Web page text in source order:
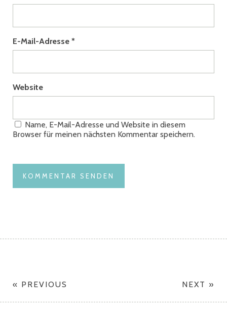
E-Mail-Adresse *
Website
Name, E-Mail-Adresse und Website in diesem
Browser für meinen nächsten Kommentar speichern.
« PREVIOUS NEXT »